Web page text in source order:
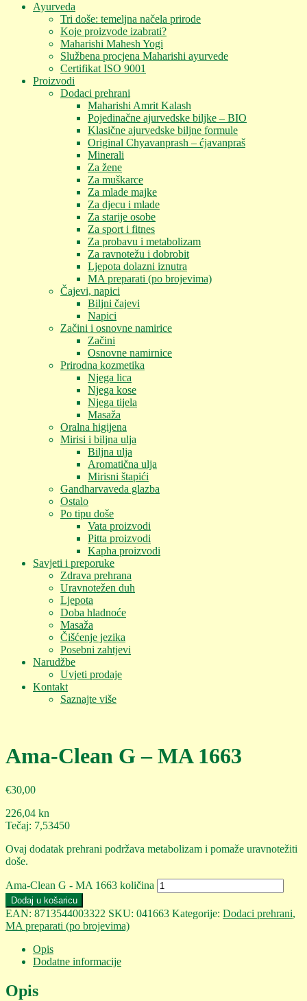
Ayurveda
Tri doše: temeljna načela prirode
Koje proizvode izabrati?
Maharishi Mahesh Yogi
Službena procjena Maharishi ayurvede
Certifikat ISO 9001
Proizvodi
Dodaci prehrani
Maharishi Amrit Kalash
Pojedinačne ajurvedske biljke – BIO
Klasične ajurvedske biljne formule
Original Chyavanprash – ćjavanpraš
Minerali
Za žene
Za muškarce
Za mlade majke
Za djecu i mlade
Za starije osobe
Za sport i fitnes
Za probavu i metabolizam
Za ravnotežu i dobrobit
Ljepota dolazni iznutra
MA preparati (po brojevima)
Čajevi, napici
Biljni čajevi
Napici
Začini i osnovne namirice
Začini
Osnovne namirnice
Prirodna kozmetika
Njega lica
Njega kose
Njega tijela
Masaža
Oralna higijena
Mirisi i biljna ulja
Biljna ulja
Aromatična ulja
Mirisni štapići
Gandharvaveda glazba
Ostalo
Po tipu doše
Vata proizvodi
Pitta proizvodi
Kapha proizvodi
Savjeti i preporuke
Zdrava prehrana
Uravnotežen duh
Ljepota
Doba hladnoće
Masaža
Čišćenje jezika
Posebni zahtjevi
Narudžbe
Uvjeti prodaje
Kontakt
Saznajte više
Ama-Clean G – MA 1663
€30,00
226,04 kn
Tečaj: 7,53450
Ovaj dodatak prehrani podržava metabolizam i pomaže uravnotežiti
doše.
Ama-Clean G - MA 1663 količina
Dodaj u košaricu
EAN: 8713544003322 SKU: 041663 Kategorije: Dodaci prehrani,
MA preparati (po brojevima)
Opis
Dodatne informacije
Opis